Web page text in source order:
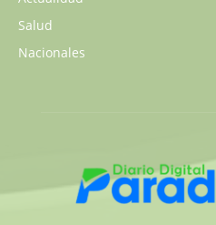
Salud
Nacionales